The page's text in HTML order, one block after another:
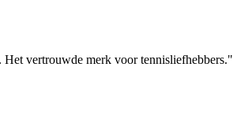
vertrouwde merk voor tennisliefhebbers."